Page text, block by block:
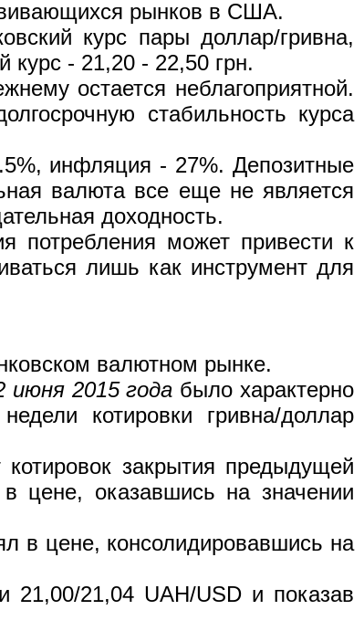
рынков в США.
курс пары доллар/гривна,
курс - 21,20 - 22,50 грн.
остается неблагоприятной.
стабильность курса
инфляция - 27%. Депозитные
валюта все еще не является
доходность.
может привести к
лишь как инструмент для
валютном рынке.
июня 2015 года было характерно
котировки гривна/доллар
закрытия предыдущей
в цене, оказавшись на значении
в цене, консолидировавшись на
21,00/21,04 UAH/USD и показав